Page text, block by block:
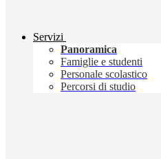
Servizi
Panoramica
Famiglie e studenti
Personale scolastico
Percorsi di studio